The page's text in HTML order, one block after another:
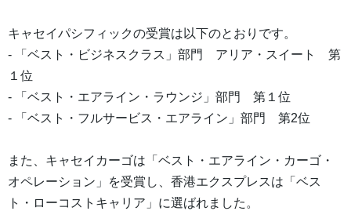
キャセイパシフィックの受賞は以下のとおりです。
- 「ベスト・ビジネスクラス」部門 アリア・スイート 第
１位
- 「ベスト・エアライン・ラウンジ」部門 第１位
- 「ベスト・フルサービス・エアライン」部門 第2位
また、キャセイカーゴは「ベスト・エアライン・カーゴ・
オペレーション」を受賞し、香港エクスプレスは「ベス
ト・ローコストキャリア」に選ばれました。